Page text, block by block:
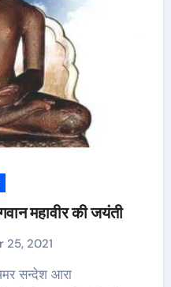
महावीर की जयंती
25, 2021